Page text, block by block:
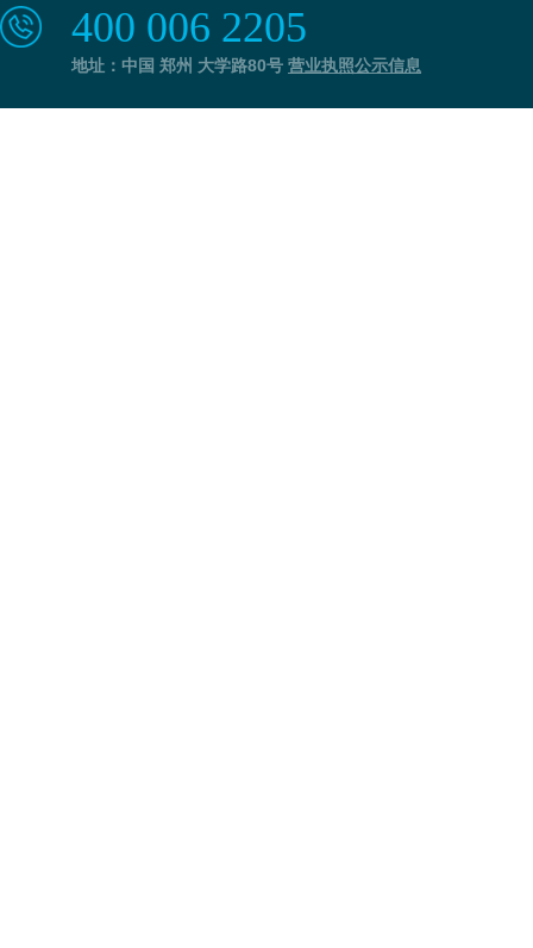
400 006 2205
地址：中国 郑州 大学路80号 营业执照公示信息